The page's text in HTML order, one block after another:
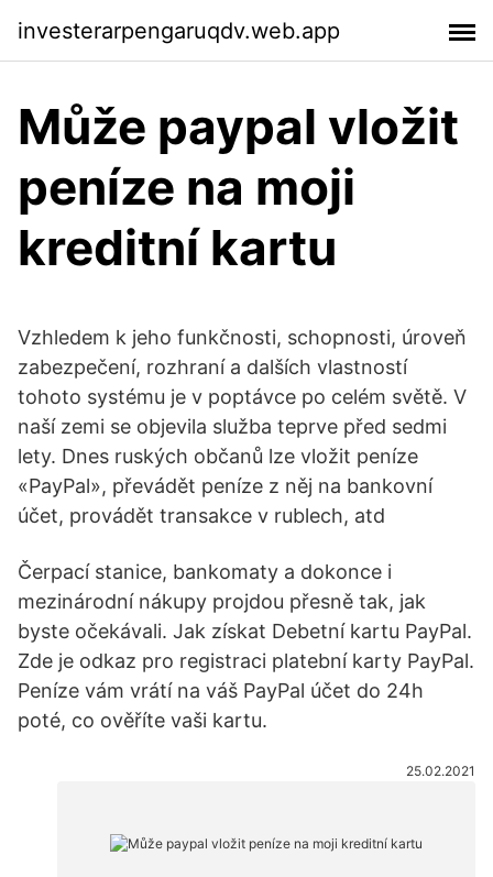
investerarpengaruqdv.web.app
Může paypal vložit
peníze na moji
kreditní kartu
Vzhledem k jeho funkčnosti, schopnosti, úroveň
zabezpečení, rozhraní a dalších vlastností
tohoto systému je v poptávce po celém světě. V
naší zemi se objevila služba teprve před sedmi
lety. Dnes ruských občanů lze vložit peníze
«PayPal», převádět peníze z něj na bankovní
účet, provádět transakce v rublech, atd
Čerpací stanice, bankomaty a dokonce i
mezinárodní nákupy projdou přesně tak, jak
byste očekávali. Jak získat Debetní kartu PayPal.
Zde je odkaz pro registraci platební karty PayPal.
Peníze vám vrátí na váš PayPal účet do 24h
poté, co ověříte vaši kartu.
25.02.2021